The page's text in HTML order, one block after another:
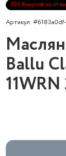
300 бонусов за
Артикул:
Ballu